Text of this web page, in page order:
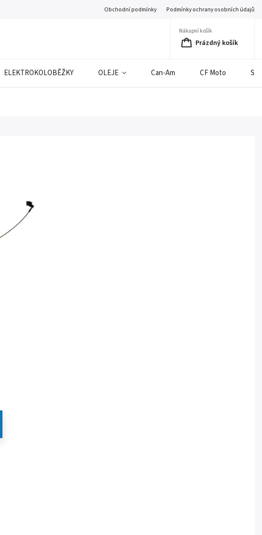
Obchodní podmínky Podmínky ochrany osobních údajů
Nákupní košík
Prázdný košík
ELEKTROKOLOBĚŽKY OLEJE Can-Am CF Moto